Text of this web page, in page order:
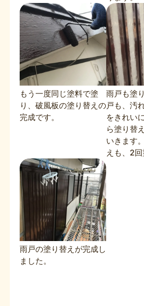
もう一度同じ塗料で塗
り、破風板の塗り替えの
完成です。
雨戸も塗
戸も、汚
をきれい
ら塗り替
いきます
えも、2回
雨戸の塗り替えが完成し
ました。